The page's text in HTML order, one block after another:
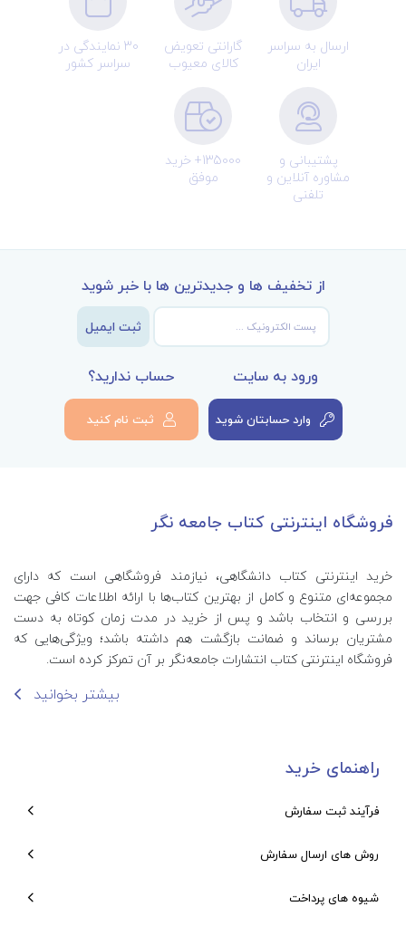
ارسال به سراسر
ایران
گارانتی تعویض
کالای معیوب
30 نمایندگی در
سراسر کشور
پشتیبانی و
مشاوره آنلاین و
تلفنی
135000+ خرید
موفق
از تخفیف ها و جدیدترین ها با خبر شوید
ثبت ایمیل
ورود به سایت
وارد حسابتان شوید
حساب ندارید؟
ثبت نام کنید
فروشگاه اینترنتی کتاب جامعه نگر
خرید اینترنتی کتاب‌ دانشگاهی، نیازمند فروشگاهی است که دارای
مجموعه‌ای متنوع و کامل از بهترین کتاب‌ها با ارائه اطلاعات کافی جهت
بررسی و انتخاب باشد و پس از خرید در مدت زمان کوتاه به دست
مشتریان برساند و ضمانت بازگشت هم داشته باشد؛ ویژگی‌هایی که
فروشگاه اینترنتی کتاب انتشارات جامعه‌نگر بر آن تمرکز کرده است.
بیشتر بخوانید
راهنمای خرید
فرآیند ثبت سفارش
روش های ارسال سفارش
شیوه های پرداخت